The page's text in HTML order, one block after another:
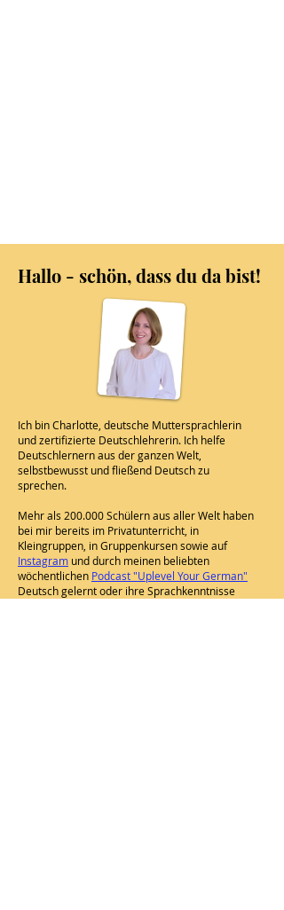
Hallo - schön, dass du da bist!
Ich bin Charlotte, deutsche Muttersprachlerin
und zertifizierte Deutschlehrerin. Ich helfe
Deutschlernern aus der ganzen Welt,
selbstbewusst und fließend Deutsch zu
sprechen.
Mehr als 200.000 Schülern aus aller Welt haben
bei mir bereits im Privatunterricht, in
Kleingruppen, in Gruppenkursen sowie auf
Instagram und durch meinen beliebten
wöchentlichen Podcast "Uplevel Your German"
Deutsch gelernt oder ihre Sprachkenntnisse